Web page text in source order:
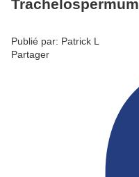
Publié par: Patrick L
Partager